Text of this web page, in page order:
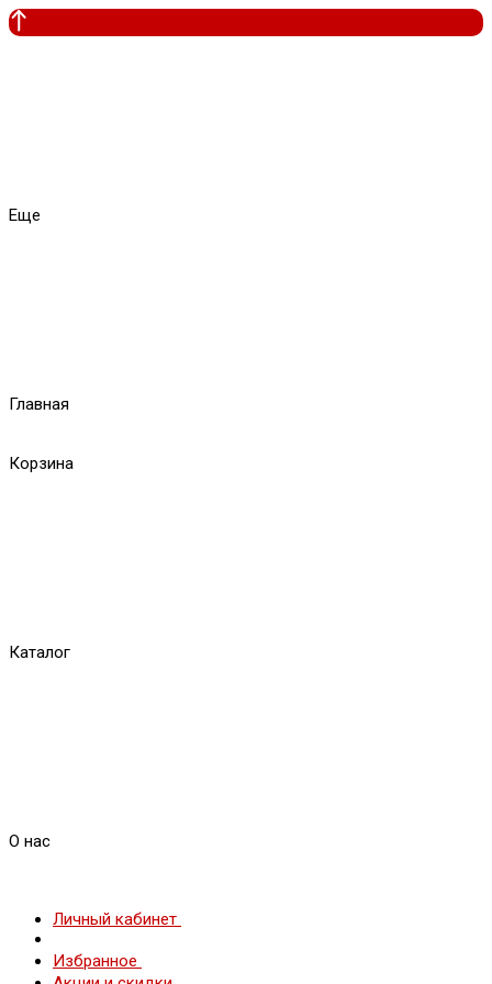
Еще
Главная
Корзина
Каталог
О нас
Личный кабинет
Избранное